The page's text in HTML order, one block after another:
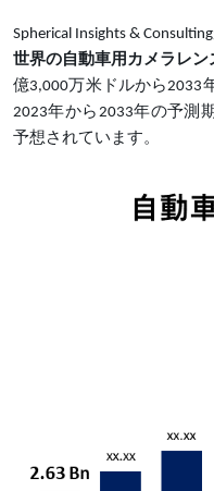
Spherical Insights &
世界の自動車用カメラレ
億3,000万米ドルから2033
2023年から2033年の予測
予想されています。